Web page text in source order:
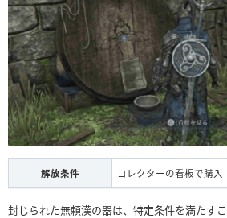
解放条件 コレクターの看板で購入
封じられた無頼漢の器は、特定条件を満たす